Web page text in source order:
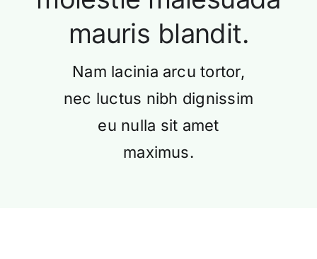
mauris blandit.
Nam lacinia arcu tortor,
nec luctus nibh dignissim
eu nulla sit amet
maximus.